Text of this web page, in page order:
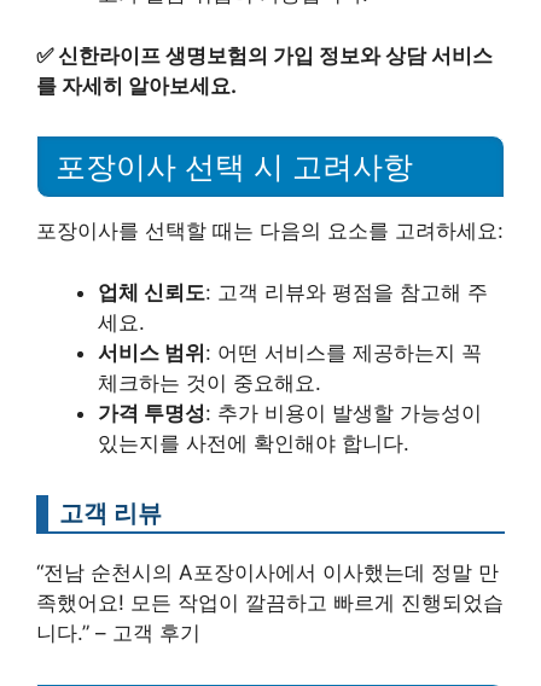
✅신한라이프 생명보험의 가입 정보와 상담 서비스
를 자세히 알아보세요.
포장이사 선택 시 고려사항
포장이사를 선택할 때는 다음의 요소를 고려하세요:
업체 신뢰도: 고객 리뷰와 평점을 참고해 주
세요.
서비스 범위: 어떤 서비스를 제공하는지 꼭
체크하는 것이 중요해요.
가격 투명성: 추가 비용이 발생할 가능성이
있는지를 사전에 확인해야 합니다.
고객 리뷰
“전남 순천시의 A포장이사에서 이사했는데 정말 만
족했어요! 모든 작업이 깔끔하고 빠르게 진행되었습
니다.” – 고객 후기